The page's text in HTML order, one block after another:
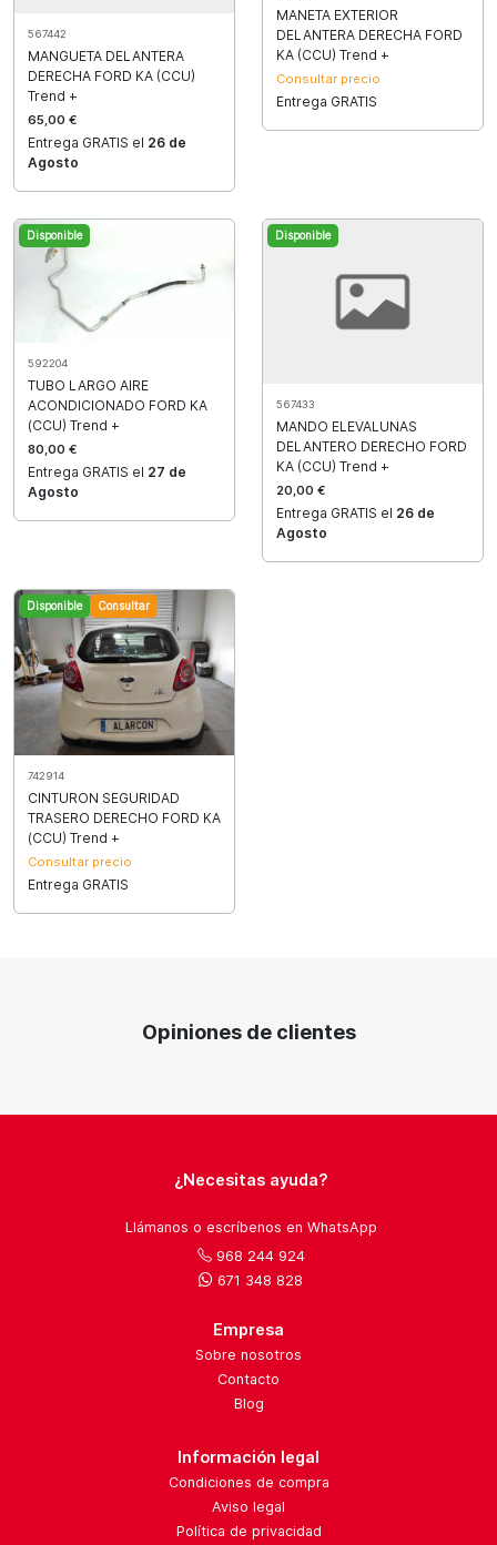
567442
MANGUETA DELANTERA
DERECHA FORD KA (CCU)
Trend +
65,00 €
Entrega GRATIS el 26 de
Agosto
MANETA EXTERIOR
DELANTERA DERECHA FORD
KA (CCU) Trend +
Consultar precio
Entrega GRATIS
Disponible
592204
TUBO LARGO AIRE
ACONDICIONADO FORD KA
(CCU) Trend +
80,00 €
Entrega GRATIS el 27 de
Agosto
Disponible
567433
MANDO ELEVALUNAS
DELANTERO DERECHO FORD
KA (CCU) Trend +
20,00 €
Entrega GRATIS el 26 de
Agosto
Disponible Consultar
742914
CINTURON SEGURIDAD
TRASERO DERECHO FORD KA
(CCU) Trend +
Consultar precio
Entrega GRATIS
Opiniones de clientes
¿Necesitas ayuda?
Llámanos o escríbenos en WhatsApp
968 244 924
671 348 828
Empresa
Sobre nosotros
Contacto
Blog
Información legal
Condiciones de compra
Aviso legal
Política de privacidad